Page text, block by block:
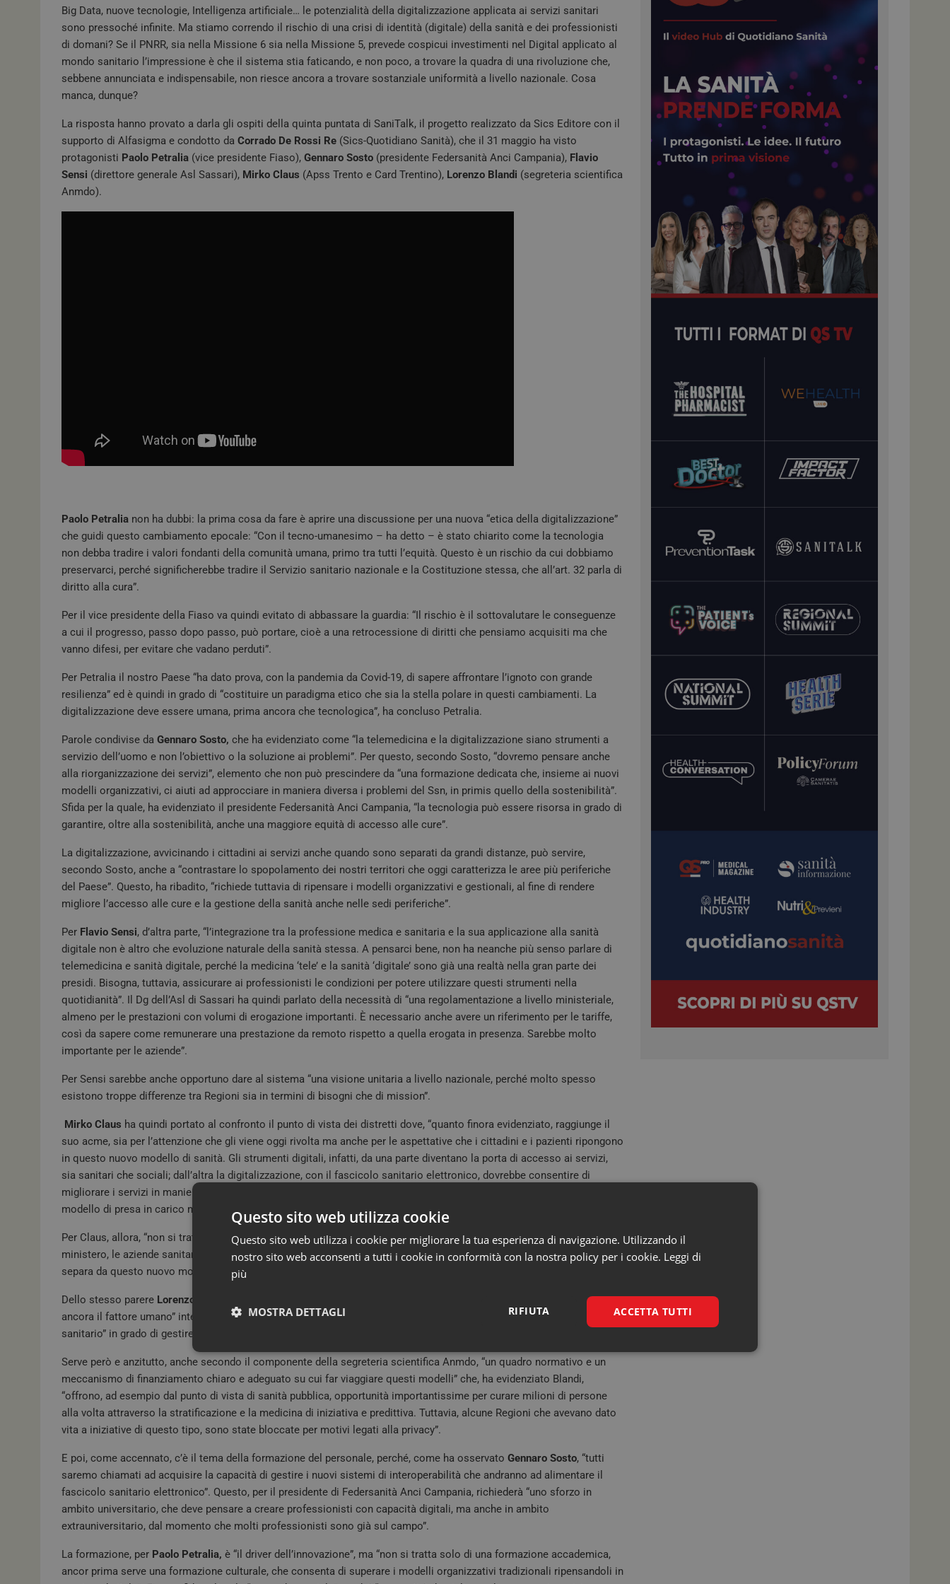
Big Data, nuove tecnologie, Intelligenza artificiale… le potenzialità della digitalizzazione applicata ai servizi sanitari
sono pressoché infinite. Ma stiamo correndo il rischio di una crisi di identità (digitale) della sanità e dei professionisti
di domani? Se il PNRR, sia nella Missione 6 sia nella Missione 5, prevede cospicui investimenti nel Digital applicato al
mondo sanitario l’impressione è che il sistema stia faticando, e non poco, a trovare la quadra di una rivoluzione che,
sebbene annunciata e indispensabile, non riesce ancora a trovare sostanziale uniformità a livello nazionale. Cosa
manca, dunque?
La risposta hanno provato a darla gli ospiti della quinta puntata di SaniTalk, il progetto realizzato da Sics Editore con il
supporto di Alfasigma e condotto da Corrado De Rossi Re (Sics-Quotidiano Sanità), che il 31 maggio ha visto
protagonisti Paolo Petralia (vice presidente Fiaso), Gennaro Sosto (presidente Federsanità Anci Campania), Flavio
Sensi (direttore generale Asl Sassari), Mirko Claus (Apss Trento e Card Trentino), Lorenzo Blandi (segreteria scientifica
Anmdo).
Paolo Petralia non ha dubbi: la prima cosa da fare è aprire una discussione per una nuova “etica della digitalizzazione”
che guidi questo cambiamento epocale: “Con il tecno-umanesimo – ha detto – è stato chiarito come la tecnologia
non debba tradire i valori fondanti della comunità umana, primo tra tutti l’equità. Questo è un rischio da cui dobbiamo
preservarci, perché significherebbe tradire il Servizio sanitario nazionale e la Costituzione stessa, che all’art. 32 parla di
diritto alla cura”.
Per il vice presidente della Fiaso va quindi evitato di abbassare la guardia: “Il rischio è il sottovalutare le conseguenze
a cui il progresso, passo dopo passo, può portare, cioè a una retrocessione di diritti che pensiamo acquisiti ma che
vanno difesi, per evitare che vadano perduti”.
Per Petralia il nostro Paese “ha dato prova, con la pandemia da Covid-19, di sapere affrontare l’ignoto con grande
resilienza” ed è quindi in grado di “costituire un paradigma etico che sia la stella polare in questi cambiamenti. La
digitalizzazione deve essere umana, prima ancora che tecnologica”, ha concluso Petralia.
Parole condivise da Gennaro Sosto, che ha evidenziato come “la telemedicina e la digitalizzazione siano strumenti a
servizio dell’uomo e non l’obiettivo o la soluzione ai problemi”. Per questo, secondo Sosto, “dovremo pensare anche
alla riorganizzazione dei servizi”, elemento che non può prescindere da “una formazione dedicata che, insieme ai nuovi
modelli organizzativi, ci aiuti ad approcciare in maniera diversa i problemi del Ssn, in primis quello della sostenibilità”.
Sfida per la quale, ha evidenziato il presidente Federsanità Anci Campania, “la tecnologia può essere risorsa in grado di
garantire, oltre alla sostenibilità, anche una maggiore equità di accesso alle cure”.
La digitalizzazione, avvicinando i cittadini ai servizi anche quando sono separati da grandi distanze, può servire,
secondo Sosto, anche a “contrastare lo spopolamento dei nostri territori che oggi caratterizza le aree più periferiche
del Paese”. Questo, ha ribadito, “richiede tuttavia di ripensare i modelli organizzativi e gestionali, al fine di rendere
migliore l’accesso alle cure e la gestione della sanità anche nelle sedi periferiche”.
Per Flavio Sensi, d’altra parte, “l’integrazione tra la professione medica e sanitaria e la sua applicazione alla sanità
digitale non è altro che evoluzione naturale della sanità stessa. A pensarci bene, non ha neanche più senso parlare di
telemedicina e sanità digitale, perché la medicina ‘tele’ e la sanità ‘digitale’ sono già una realtà nella gran parte dei
presidi. Bisogna, tuttavia, assicurare ai professionisti le condizioni per potere utilizzare questi strumenti nella
quotidianità”. Il Dg dell’Asl di Sassari ha quindi parlato della necessità di “una regolamentazione a livello ministeriale,
almeno per le prestazioni con volumi di erogazione importanti. È necessario anche avere un riferimento per le tariffe,
così da sapere come remunerare una prestazione da remoto rispetto a quella erogata in presenza. Sarebbe molto
importante per le aziende”.
Per Sensi sarebbe anche opportuno dare al sistema “una visione unitaria a livello nazionale, perché molto spesso
esistono troppe differenze tra Regioni sia in termini di bisogni che di mission”.
Mirko Claus ha quindi portato al confronto il punto di vista dei distretti dove, “quanto finora evidenziato, raggiunge il
suo acme, sia per l’attenzione che gli viene oggi rivolta ma anche per le aspettative che i cittadini e i pazienti ripongono
in questo nuovo modello di sanità. Gli strumenti digitali, infatti, da una parte diventano la porta di accesso ai servizi,
sia sanitari che sociali; dall’altra la digitalizzazione, con il fascicolo sanitario elettronico, dovrebbe consentire di
migliorare i servizi in maniera determinante. Di garantire ai cittadini il diritto alla salute in modo equo, secondo un
modello di presa in carico multidisciplinare anche nelle aree più remote”.
Per Claus, allora, “non si tratta più di parlare di cosa la digitalizzazione può fare, ma di mettere intorno a un tavolo l
ministero, le aziende sanitarie, tutti gli attori sanitari o sociali, pubblici e privati, per percorrere l’ultimo miglio che ci
separa da questo nuovo modello di sanità, guidando il cambiamento e non rimanendo in balìa di esso”.
Dello stesso parere Lorenzo Blandi,
secondo il quale “oggi abbiamo le tecnologie digitali e i finanziamenti ma manca
ancora il fattore umano” inteso non solo come “tecnici e politici con capacità di governance” ma anche di “personale
sanitario” in grado di gestire poi sul campo questi nuovi modelli.
Serve però e anzitutto, anche secondo il componente della segreteria scientifica Anmdo, “un quadro normativo e un
meccanismo di finanziamento chiaro e adeguato su cui far viaggiare questi modelli” che, ha evidenziato Blandi,
“offrono, ad esempio dal punto di vista di sanità pubblica, opportunità importantissime per curare milioni di persone
alla volta attraverso la stratificazione e la medicina di iniziativa e predittiva. Tuttavia, alcune Regioni che avevano dato
vita a iniziative di questo tipo, sono state bloccate per motivi legati alla privacy”.
E poi, come accennato, c’è il tema della formazione del personale, perché, come ha osservato Gennaro Sosto, “tutti
saremo chiamati ad acquisire la capacità di gestire i nuovi sistemi di interoperabilità che andranno ad alimentare il
fascicolo sanitario elettronico”. Questo, per il presidente di Federsanità Anci Campania, richiederà “uno sforzo in
ambito universitario, che deve pensare a creare professionisti con capacità digitali, ma anche in ambito
extrauniversitario, dal momento che molti professionisti sono già sul campo”.
La formazione, per Paolo Petralia, è “il driver dell’innovazione”, ma “non si tratta solo di una formazione accademica,
ancor prima serve una formazione culturale, che consenta di superare i modelli organizzativi tradizionali ripensandoli in
Questo sito web utilizza cookie
Questo sito web utilizza i cookie per migliorare la tua esperienza di navigazione. Utilizzando il
nostro sito web acconsenti a tutti i cookie in conformità con la nostra policy per i cookie. Leggi di
più
ACCETTA TUTTI
RIFIUTA
MOSTRA DETTAGLI
Necessari Marketing
Necessari Marketing
I cookie necessari contribuiscono a rendere fruibile il sito web abilitandone funzionalità di base quali la navigazione sulle pagine
e l'accesso alle aree protette del sito. Il sito web non è in grado di funzionare correttamente senza questi cookie.
FORNITORE /
DOMINIO
SCADENZA
mese
mantenere lo stato della sessione.
PHPSESSID
PHP.net
Sessione
Cookie generato da applicazioni basate sul linguaggio PHP. Si